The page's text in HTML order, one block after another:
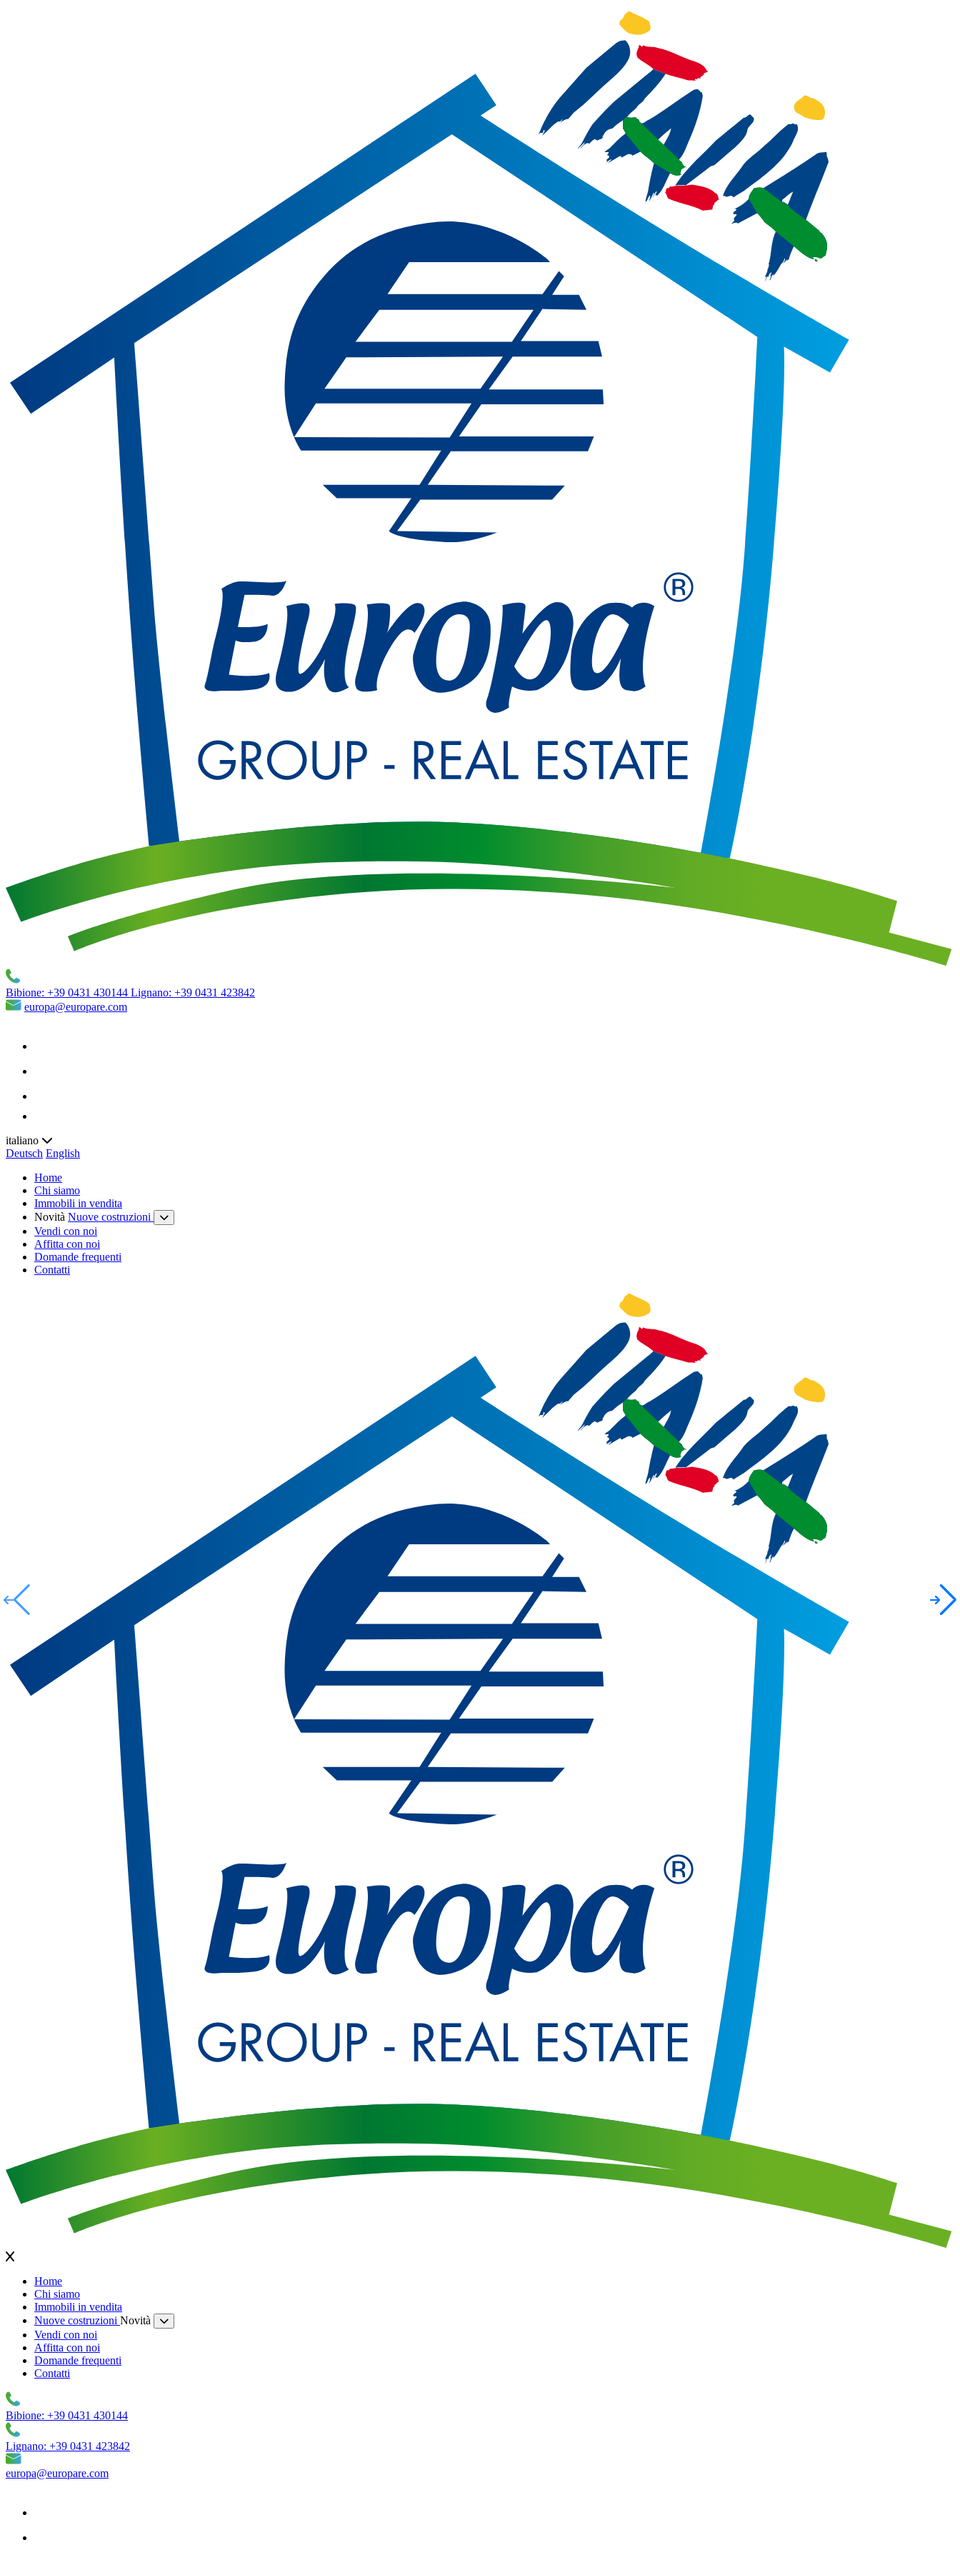
Bibione: +39 0431 430144 Lignano: +39 0431 423842
europa@europare.com
italiano
Deutsch English
Home
Chi siamo
Immobili in vendita
Novità Nuove costruzioni
Vendi con noi
Affitta con noi
Domande frequenti
Contatti
Home
Chi siamo
Immobili in vendita
Nuove costruzioni Novità
Vendi con noi
Affitta con noi
Domande frequenti
Contatti
Bibione: +39 0431 430144
Lignano: +39 0431 423842
europa@europare.com